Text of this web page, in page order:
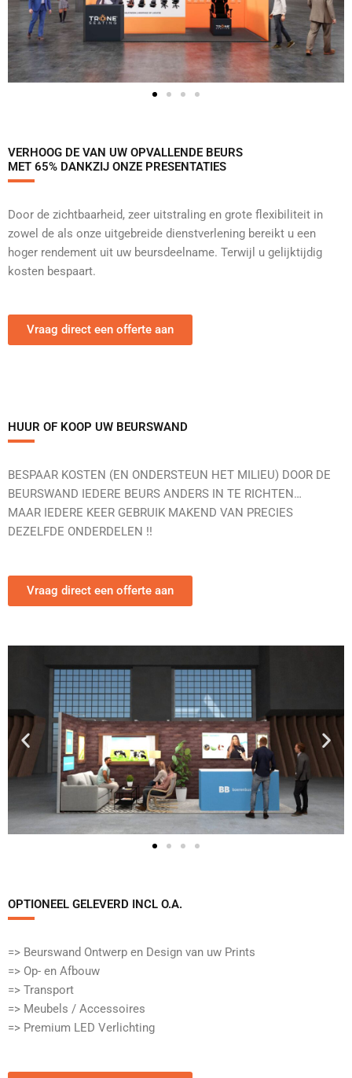
VERHOOG DE VAN UW OPVALLENDE BEURS
MET 65% DANKZIJ ONZE PRESENTATIES
Door de zichtbaarheid, zeer uitstraling en grote flexibiliteit in
zowel de als onze uitgebreide dienstverlening bereikt u een
hoger rendement uit uw beursdeelname. Terwijl u gelijktijdig
kosten bespaart.
Vraag direct een offerte aan
HUUR OF KOOP UW BEURSWAND
BESPAAR KOSTEN (EN ONDERSTEUN HET MILIEU) DOOR DE
BEURSWAND IEDERE BEURS ANDERS IN TE RICHTEN…
MAAR IEDERE KEER GEBRUIK MAKEND VAN PRECIES
DEZELFDE ONDERDELEN !!
Vraag direct een offerte aan
OPTIONEEL GELEVERD INCL O.A.​
=> Beurswand Ontwerp en Design van uw Prints
=> Op- en Afbouw
=> Transport
=> Meubels / Accessoires
=> Premium LED Verlichting